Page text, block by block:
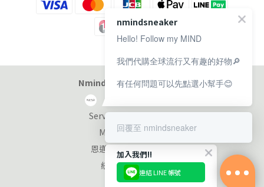
Nmind Sneaker 恩邁選貨店
Service at 11:00-19:00
Monday-Sunday
恩邁國際股份有限公司
統編：90353953
加入我們!!
連結 LINE 帳號
nmindsneaker
Hello! Follow my MIND
我們代購全球流行又有趣的好物🔎
有任何問題可以先點選小幫手😊
回覆至 nmindsneaker